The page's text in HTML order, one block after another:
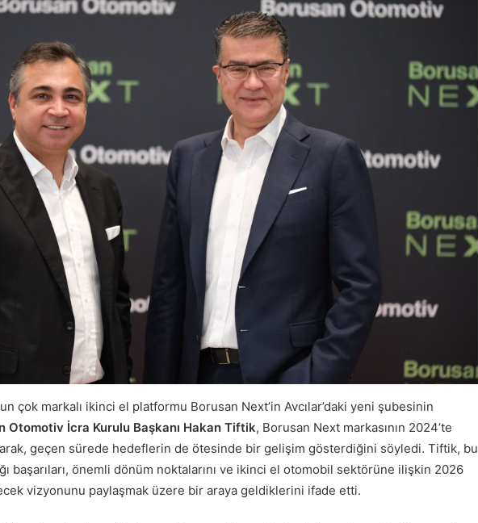
çok markalı ikinci el platformu Borusan Next’in Avcılar’daki yeni şubesinin
Otomotiv İcra Kurulu Başkanı Hakan Tiftik, Borusan Next markasının 2024’te
geçen sürede hedeflerin de ötesinde bir gelişim gösterdiğini söyledi. Tiftik, bu
başarıları, önemli dönüm noktalarını ve ikinci el otomobil sektörüne ilişkin 2026
vizyonunu paylaşmak üzere bir araya geldiklerini ifade etti.